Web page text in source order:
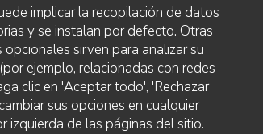
implicar la recopilación de datos
y se instalan por defecto. Otras
sirven para analizar su
ejemplo, relacionadas con redes
clic en 'Aceptar todo', 'Rechazar
sus opciones en cualquier
izquierda de las páginas del sitio.
5/5 Calidad / Precio:5 /5